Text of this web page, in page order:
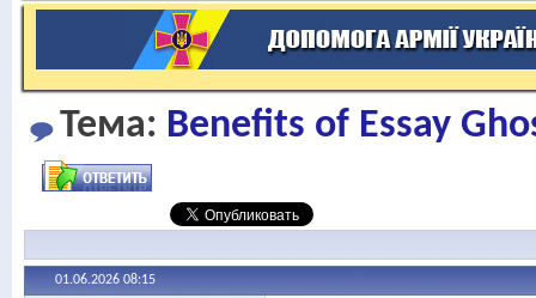
Тема: Benefits of Essay
01.06.2026 08:15